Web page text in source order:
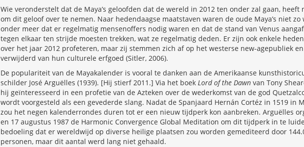
Wie veronderstelt dat de Maya’s geloofden dat de wereld in 2012 ten onder zal gaan, heeft
om dit geloof over te nemen. Naar hedendaagse maatstaven waren de oude Maya’s niet zo
onder meer dat er regelmatig mensenoffers nodig waren en dat de stand van Venus
tegen elkaar ten strijde moesten trekken, wat ze regelmatig deden. Er zijn ook enkele
over het jaar 2012 profeteren, maar zij stemmen zich af op het westerse new-agepubliek
verwijderd van hun culturele erfgoed (Sitler, 2006).
De populariteit van de Mayakalender is vooral te danken aan de Amerikaanse
schilder José Arguëlles (1939). [Hij stierf 2011.] Via het boek Lord of the Dawn van Tony
hij geïnteresseerd in een profetie van de Azteken over de wederkomst van de god
wordt voorgesteld als een gevederde slang. Nadat de Spanjaard Hernán Cortéz in 1519 in
zou het negen kalenderrondes duren tot er een nieuw tijdperk kon aanbreken. Arguëlles
en 17 augustus 1987 de Harmonic Convergence Global Meditation om dit tijdperk in te
bedoeling dat er wereldwijd op diverse heilige plaatsen zou worden gemediteerd door
personen, maar dit aantal werd lang niet gehaald.